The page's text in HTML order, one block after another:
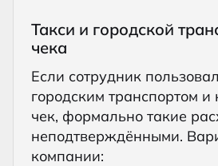
Такси и городской
чека
Если сотрудник
городским транспортом и
чек, формально такие
неподтверждёнными.
компании: